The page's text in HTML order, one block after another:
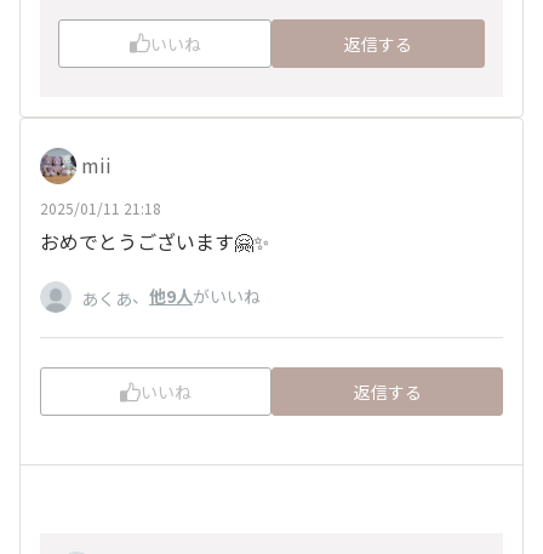
いいね 返信する
mii
2025/01/11 21:18
おめでとうございます🤗✨
あくあ、 他9人がいいね
いいね 返信する